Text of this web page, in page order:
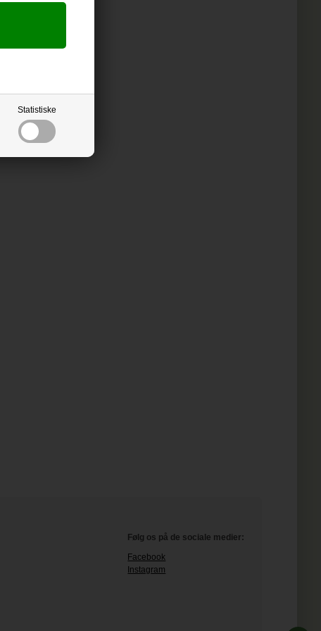
Statistiske
Følg os på de sociale medier:
Facebook
Instagram